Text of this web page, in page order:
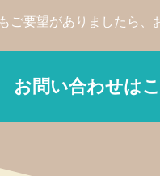
ご要望がありましたら
お問い合わせは